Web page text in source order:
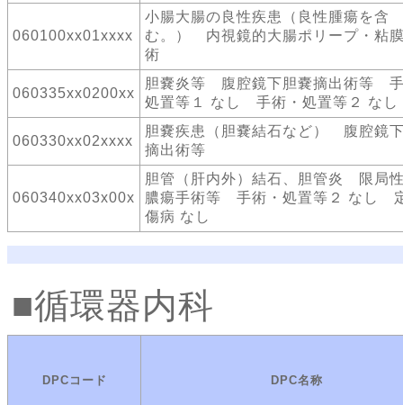
060100xx01xxxx
小腸大腸の良性疾患（良性腫瘍を含
む。） 内視鏡的大腸ポリープ・粘
術
060335xx0200xx
胆嚢炎等 腹腔鏡下胆嚢摘出術等
処置等１ なし 手術・処置等２ なし
060330xx02xxxx
胆嚢疾患（胆嚢結石など） 腹腔鏡
摘出術等
060340xx03x00x
胆管（肝内外）結石、胆管炎 限局
膿瘍手術等 手術・処置等２ なし
傷病 なし
循環器内科
DPCコード DPC名称